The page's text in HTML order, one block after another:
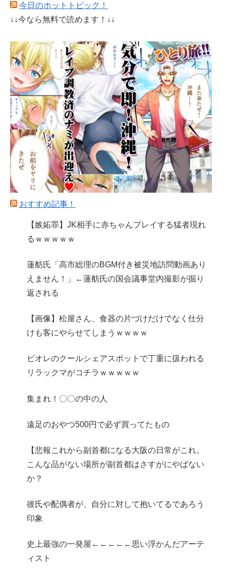
今日のホットトピック！
↓↓今なら無料で読めます！↓↓
おすすめ記事！
【嫉妬罪】JK相手に赤ちゃんプレイする猛者現れ
るｗｗｗｗｗ
蓮舫氏「高市総理のBGM付き被災地訪問動画あり
えません！」←蓮舫氏の国会議事堂内撮影が掘り
返される
【画像】松屋さん、食器の片づけだけでなく仕分
けも客にやらせてしまうｗｗｗｗ
ビオレのクールシェアスポットで丁重に扱われる
リラックマがコチラｗｗｗｗｗ
集まれ！〇〇の中の人
遠足のおやつ500円で必ず買ってたもの
【悲報これから副首都になる大阪の日常がこれ。
こんな品がない場所が副首都はさすがにやばない
か？
彼氏や配偶者が、自分に対して抱いてるであろう
印象
史上最強の一発屋←←←←←思い浮かんだアーテ
ィスト